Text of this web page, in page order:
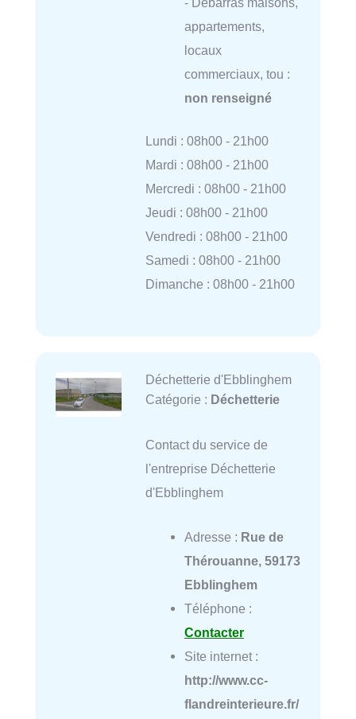
appartements,
locaux
commerciaux, tou :
non renseigné
Lundi : 08h00 - 21h00
Mardi : 08h00 - 21h00
Mercredi : 08h00 - 21h00
Jeudi : 08h00 - 21h00
Vendredi : 08h00 - 21h00
Samedi : 08h00 - 21h00
Dimanche : 08h00 - 21h00
Déchetterie d'Ebblinghem
Catégorie : Déchetterie
Contact du service de
l'entreprise Déchetterie
d'Ebblinghem
Adresse : Rue de
Thérouanne, 59173
Ebblinghem
Téléphone :
Contacter
Site internet :
http://www.cc-
flandreinterieure.fr/